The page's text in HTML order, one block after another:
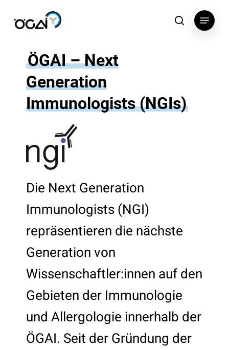
search
Menu
ÖGAI – Next
Generation
Immunologists (NGIs)
Die Next Generation
Immunologists (NGI)
repräsentieren die nächste
Generation von
Wissenschaftler:innen auf den
Gebieten der Immunologie
und Allergologie innerhalb der
ÖGAI. Seit der Gründung der